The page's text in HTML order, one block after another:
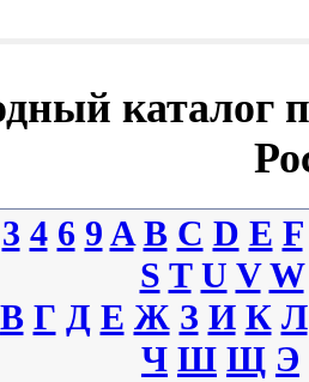
каталог
3 4 6 9 A B C D E F
S T U V W
В Г Д Е Ж З И К Л
Ч Ш Щ Э